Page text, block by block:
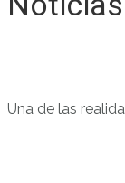
Una de las